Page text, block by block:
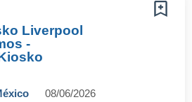
Liverpool
-
08/06/2026